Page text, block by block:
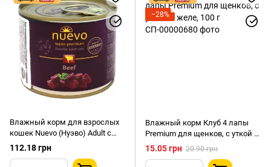
Влажный корм для взрослых
кошек Nuevo (Нуэво) Adult с
говядиной, 400 г
112.18 грн
−28%
Влажный корм Клуб 4 лапы
Premium для щенков, с уткой в
желе, 100 г
15.05 грн 20.90 грн